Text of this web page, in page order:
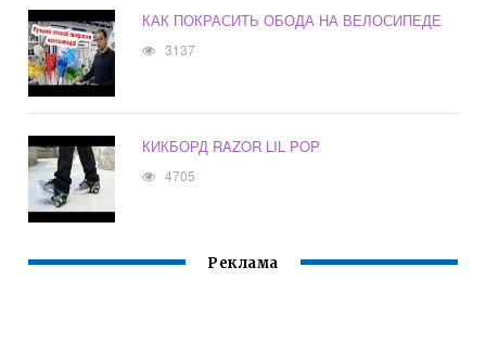
КАК ПОКРАСИТЬ ОБОДА НА ВЕЛОСИПЕДЕ
3137
КИКБОРД RAZOR LIL POP
4705
Реклама